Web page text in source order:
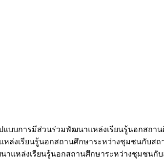
ารมีส่วนร่วมพัฒนาแหล่งเรียนรู้นอกสถาน
ล่งเรียนรู้นอกสถานศึกษาระหว่างชุมชนกับ
แหล่งเรียนรู้นอกสถานศึกษาระหว่างชุมชนกั